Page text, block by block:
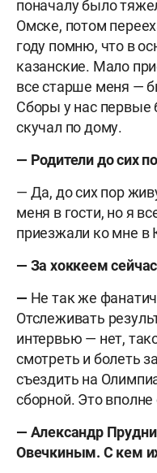
поначалу было
Омске, потом
году помню, что в
казанские. Мало
все старше меня —
Сборы у нас
скучал по дому.
— Родители до сих
— Да, до сих пор
меня в гости, но я
приезжали ко мне в
— За хоккеем
— Не так же
Отслеживать
интервью — нет,
смотреть и болеть
съездить на
сборной. Это
— Александр
Овечкиным. С кем